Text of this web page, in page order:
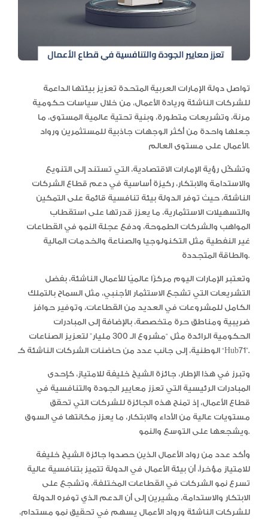
تواصل دولة الإمارات العربية المتحدة تعزيز بيئتها الداعمة
للشركات الناشئة وريادة الأعمال، من خلال سياسات حكومية
مرنة، وتشريعات متطورة، وبنية تحتية عالمية المستوى، ما
جعلها واحدة من أكثر الوجهات جاذبية للمستثمرين ورواد
الأعمال على مستوى العالم.
وتشكّل رؤية الإمارات الاقتصادية، التي تستند إلى التنويع
والاستدامة والابتكار، ركيزة أساسية في دعم قطاع الشركات
الناشئة، حيث توفر الدولة بيئة تنافسية قائمة على التمكين
والتسهيلات الاستثمارية، ما يعزز قدرتها على استقطاب
المواهب والشركات الطموحة، ودفع عجلة النمو في القطاعات
غير النفطية مثل التكنولوجيا والصناعة والخدمات المالية
والطاقة المتجددة.
وتعتبر الإمارات اليوم مركزًا عالميًا للأعمال الناشئة، بفضل
التشريعات التي تشجع الاستثمار الأجنبي، مثل السماح بالتملك
الكامل للمشروعات في العديد من القطاعات، وتوفير حوافز
ضريبية ومناطق حرة متخصصة، بالإضافة إلى المبادرات
الحكومية الرائدة مثل “مشروع الـ 300 مليار” لتعزيز الصناعات
الوطنية، إلى جانب عدد من حاضنات الشركات الناشئة كـ “Hub71”.
وتبرز في هذا الإطار، جائزة الشيخ خليفة للامتياز، كإحدى
المبادرات الرئيسية التي تعزز معايير الجودة والتنافسية في
قطاع الأعمال، إذ تمنح هذه الجائزة للشركات التي تحقق
مستويات عالية من الأداء والابتكار، ما يعزز مكانتها في السوق
ويشجعها على التوسع والنمو.
وأكد عدد من رواد الأعمال الذين حصدوا جائزة الشيخ خليفة
للامتياز مؤخراً، أن بيئة الأعمال في الدولة تتميز بتنافسية عالية
تسرع نمو الشركات في القطاعات المختلفة، وتشجع على
الابتكار والاستدامة، مشيرين إلى أن الدعم الذي توفره الدولة
للشركات الناشئة ورواد الأعمال يسهم في تحقيق نمو مستدام،